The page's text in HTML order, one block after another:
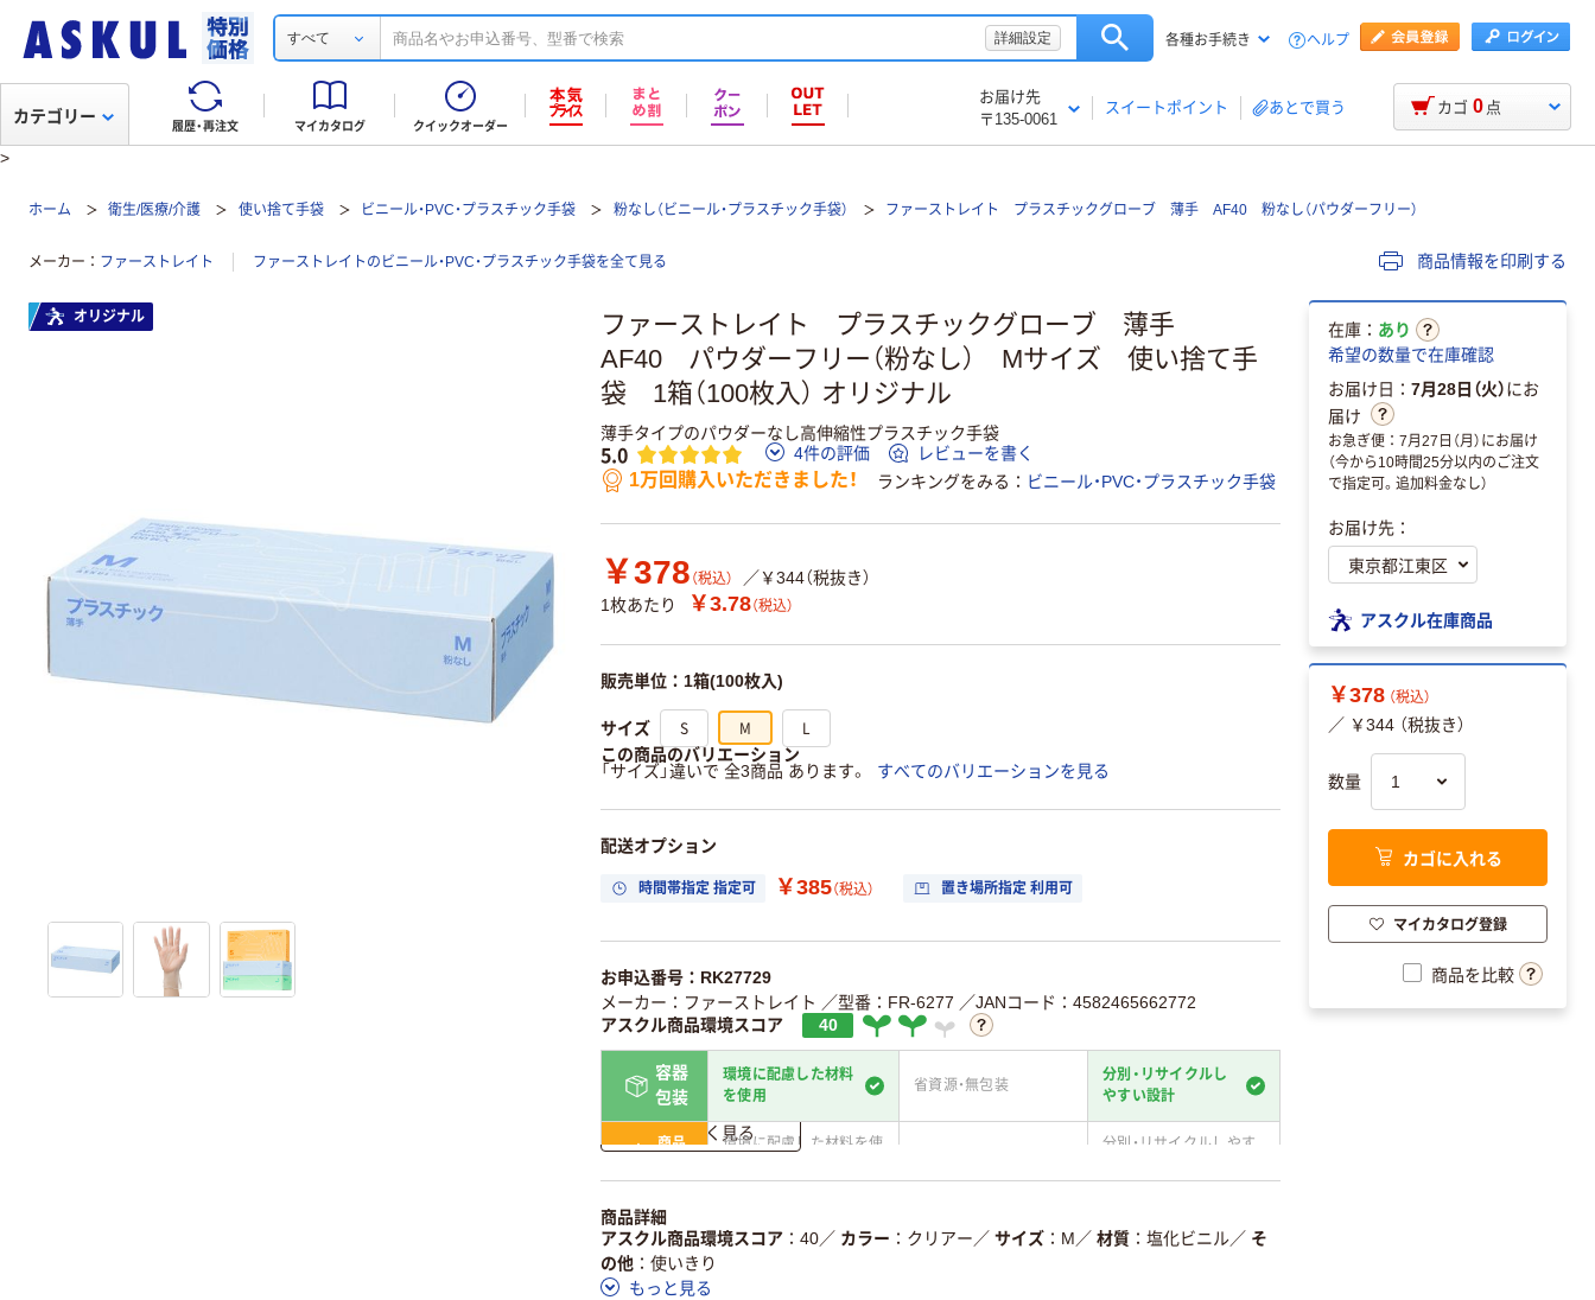
すべて 詳細設定 各種お手続き ヘルプ
履歴・再注文 マイカタログ クイックオーダー
お届け先
〒135-0061
スイートポイント あとで買う
カテゴリー カゴ 0 点
>
ホーム 衛生/医療/介護 使い捨て手袋 ビニール・PVC・プラスチック手袋 粉なし（ビニール・プラスチック手袋） ファーストレイト プラスチックグローブ 薄手 AF40 粉なし（パウダーフリー）
メーカー ファーストレイト ファーストレイトのビニール・PVC・プラスチック手袋を全て見る 商品情報を印刷する
ファーストレイト プラスチックグローブ 薄手
AF40 パウダーフリー（粉なし） Mサイズ 使い捨て手
袋 1箱（100枚入） オリジナル
薄手タイプのパウダーなし高伸縮性プラスチック手袋
5.0 4件の評価 レビューを書く
1万回購入いただきました！ ランキングをみる ビニール・PVC・プラスチック手袋
￥378 （税込）
／￥344（税抜き）
1枚あたり
￥3.78（税込）
販売単位：1箱(100枚入)
サイズ S M L
この商品のバリエーション
「サイズ」違いで 全3商品 あります。
すべてのバリエーションを見る
配送オプション
時間帯指定 指定可 ￥385（税込） 置き場所指定 利用可
お申込番号：RK27729
メーカー：ファーストレイト ／型番：FR-6277 ／JANコード：4582465662772
アスクル商品環境スコア
40
容器
包装
環境に配慮した材料
を使用
省資源・無包装
分別・リサイクルし
やすい設計
商品
環境に配慮した材料を使
分別・リサイクルしやす
仕組
る
ている
この商品の環境配慮ポイントです。詳しくはページ下部の商品詳細「
ア詳細／加点項目
詳しく見る
商品詳細
アスクル商品環境スコア
40／ カラー クリアー ／ サイズ M ／ 材質 塩化ビニル／ そ
の他
使いきり
もっと見る
オリジナル
在庫： あり
希望の数量で在庫確認
お届け日： 7月28日（火）にお
届け
お急ぎ便：7月27日（月）にお届け
（今から10時間25分以内のご注文
で指定可。追加料金なし）
お届け先：
アスクル在庫商品
￥378 （税込）
／ ￥344 （税抜き）
数量
カゴに入れる
マイカタログ登録
商品を比較